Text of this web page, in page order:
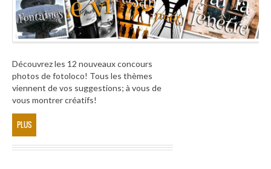
Découvrez les 12 nouveaux concours
photos de fotoloco! Tous les thèmes
viennent de vos suggestions; à vous de
vous montrer créatifs!
PLUS